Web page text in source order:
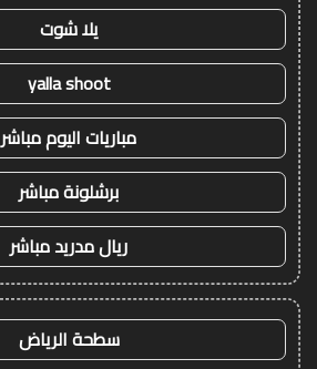
يلا شوت
yalla shoot
مباريات اليوم مباشر
برشلونة مباشر
ريال مدريد مباشر
سطحة الرياض